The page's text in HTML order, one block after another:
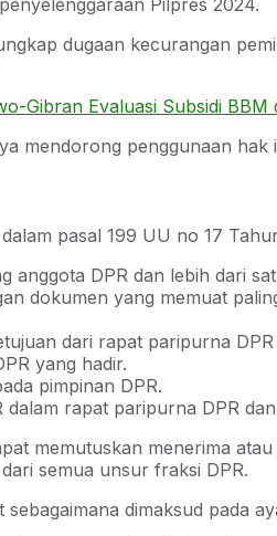
Pilpres 2024.
dugaan kecurangan
Gibran Evaluasi Subsidi BBM
mendorong penggunaan
pasal 199 UU no 17
anggota DPR dan lebih dari
dokumen yang memuat
dari rapat paripurna
yang hadir.
pimpinan DPR.
rapat paripurna DPR
memutuskan menerima
semua unsur fraksi DPR.
dimaksud pada